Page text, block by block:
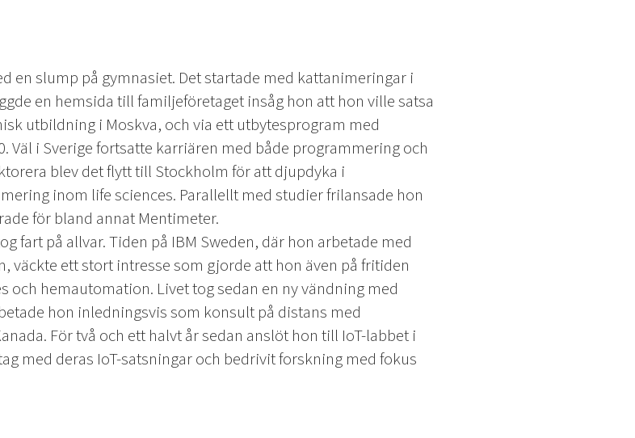
en slump på gymnasiet. Det startade med kattanimeringar i
en hemsida till familjeföretaget insåg hon att hon ville satsa
utbildning i Moskva, och via ett utbytesprogram med
Väl i Sverige fortsatte karriären med både programmering och
blev det flytt till Stockholm för att djupdyka i
inom life sciences. Parallellt med studier frilansade hon
för bland annat Mentimeter.
fart på allvar. Tiden på IBM Sweden, där hon arbetade med
väckte ett stort intresse som gjorde att hon även på fritiden
och hemautomation. Livet tog sedan en ny vändning med
hon inledningsvis som konsult på distans med
För två och ett halvt år sedan anslöt hon till IoT-labbet i
med deras IoT-satsningar och bedrivit forskning med fokus